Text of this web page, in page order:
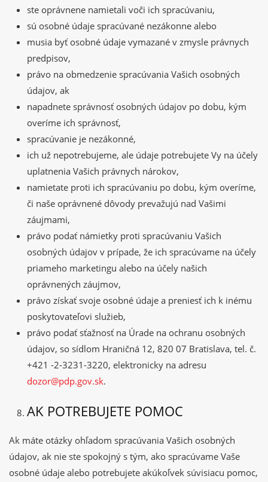
ste oprávnene namietali voči ich spracúvaniu,
sú osobné údaje spracúvané nezákonne alebo
musia byť osobné údaje vymazané v zmysle právnych
predpisov,
právo na obmedzenie spracúvania Vašich osobných
údajov, ak
napadnete správnosť osobných údajov po dobu, kým
overíme ich správnosť,
spracúvanie je nezákonné,
ich už nepotrebujeme, ale údaje potrebujete Vy na účely
uplatnenia Vašich právnych nárokov,
namietate proti ich spracúvaniu po dobu, kým overíme,
či naše oprávnené dôvody prevažujú nad Vašimi
záujmami,
právo podať námietky proti spracúvaniu Vašich
osobných údajov v prípade, že ich spracúvame na účely
priameho marketingu alebo na účely našich
oprávnených záujmov,
právo získať svoje osobné údaje a preniesť ich k inému
poskytovateľovi služieb,
právo podať sťažnosť na Úrade na ochranu osobných
údajov, so sídlom Hraničná 12, 820 07 Bratislava, tel. č.
+421 -2-3231-3220, elektronicky na adresu
dozor@pdp.gov.sk.
AK POTREBUJETE POMOC
Ak máte otázky ohľadom spracúvania Vašich osobných
údajov, ak nie ste spokojný s tým, ako spracúvame Vaše
osobné údaje alebo potrebujete akúkoľvek súvisiacu pomoc,